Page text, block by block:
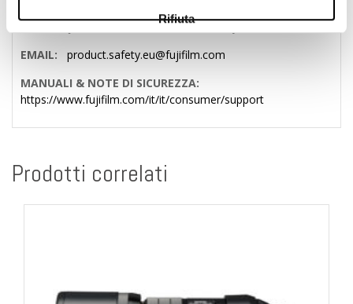
Rifiuta
GmbH Fujistraße 1, 47533 Kleve, Germany
EMAIL: product.safety.eu@fujifilm.com
MANUALI & NOTE DI SICUREZZA:
https://www.fujifilm.com/it/it/consumer/support
Prodotti correlati